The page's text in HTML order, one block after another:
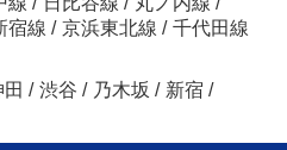
宿線 / 京浜東北線 / 千代田線
/ 渋谷 / 乃木坂 / 新宿 /